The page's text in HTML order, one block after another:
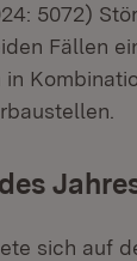
5072)
Fällen
in
sich auf